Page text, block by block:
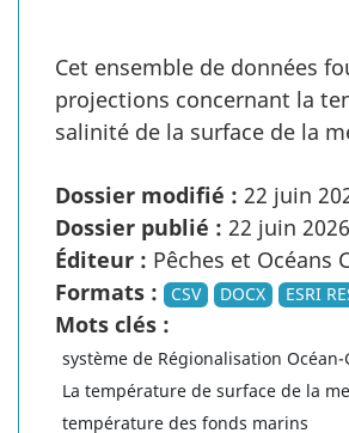
Cet ensemble de données
projections concernant la
salinité de la surface de la
Dossier modifié : 22 juin
Dossier publié : 22 juin 2026
Éditeur : Pêches et Océans
Formats :
CSV DOCX ESRI
Mots clés :
système de Régionalisation
La température de surface de la
température des fonds marins